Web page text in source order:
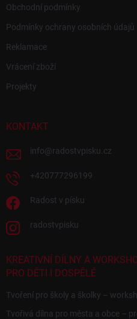
Obchodní podmínky
Podmínky ochrany osobních údajů
Reklamace
Vrácení zboží
Projekty
KONTAKT
info@radostvpisku.cz
+420777296199
Radost v písku
radostvpisku
KREATIVNÍ DÍLNY A
PRO DĚTI I DOSPĚLÉ
Tvoření pro školy a školky –
Tvořivá dílna pro města a obce –